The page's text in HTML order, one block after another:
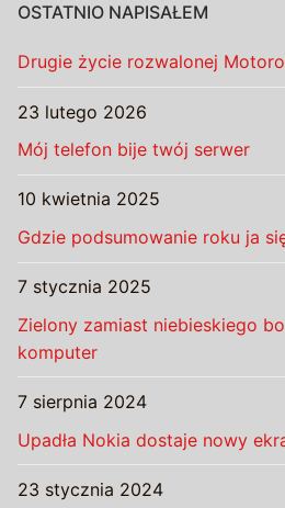
OSTATNIO NAPISAŁEM
Drugie życie rozwalonej
23 lutego 2026
Mój telefon bije twój serwer
10 kwietnia 2025
Gdzie podsumowanie roku ja
7 stycznia 2025
Zielony zamiast niebieskiego
komputer
7 sierpnia 2024
Upadła Nokia dostaje nowy
23 stycznia 2024